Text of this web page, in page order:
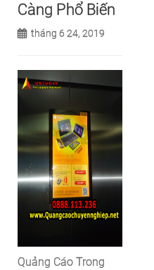
Càng Phổ Biến
tháng 6 24, 2019
Quảng Cáo Trong